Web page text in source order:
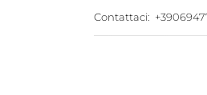
Contattaci: